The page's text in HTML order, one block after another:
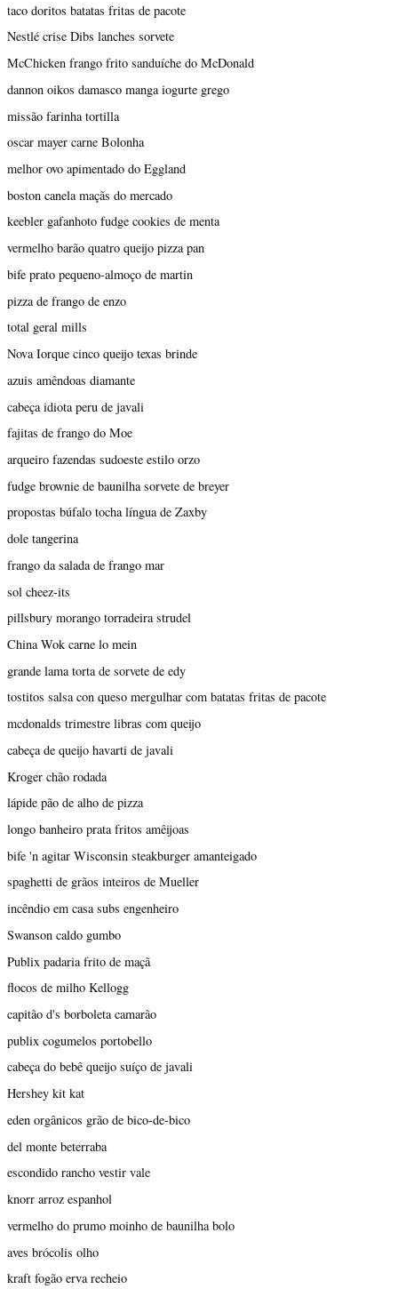
taco doritos batatas fritas de pacote
Nestlé crise Dibs lanches sorvete
McChicken frango frito sanduíche do McDonald
dannon oikos damasco manga iogurte grego
missão farinha tortilla
oscar mayer carne Bolonha
melhor ovo apimentado do Eggland
boston canela maçãs do mercado
keebler gafanhoto fudge cookies de menta
vermelho barão quatro queijo pizza pan
bife prato pequeno-almoço de martin
pizza de frango de enzo
total geral mills
Nova Iorque cinco queijo texas brinde
azuis amêndoas diamante
cabeça idiota peru de javali
fajitas de frango do Moe
arqueiro fazendas sudoeste estilo orzo
fudge brownie de baunilha sorvete de breyer
propostas búfalo tocha língua de Zaxby
dole tangerina
frango da salada de frango mar
sol cheez-its
pillsbury morango torradeira strudel
China Wok carne lo mein
grande lama torta de sorvete de edy
tostitos salsa con queso mergulhar com batatas fritas de pacote
mcdonalds trimestre libras com queijo
cabeça de queijo havarti de javali
Kroger chão rodada
lápide pão de alho de pizza
longo banheiro prata fritos amêijoas
bife 'n agitar Wisconsin steakburger amanteigado
spaghetti de grãos inteiros de Mueller
incêndio em casa subs engenheiro
Swanson caldo gumbo
Publix padaria frito de maçã
flocos de milho Kellogg
capitão d's borboleta camarão
publix cogumelos portobello
cabeça do bebê queijo suíço de javali
Hershey kit kat
eden orgânicos grão de bico-de-bico
del monte beterraba
escondido rancho vestir vale
knorr arroz espanhol
vermelho do prumo moinho de baunilha bolo
aves brócolis olho
kraft fogão erva recheio